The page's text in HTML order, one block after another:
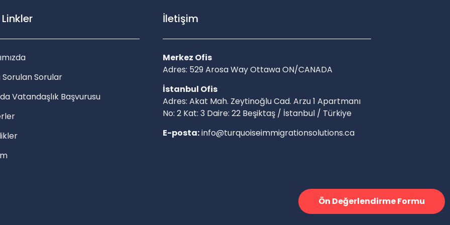
Linkler
Sorulan Sorular
Vatandaşlık Başvurusu
İletişim
Merkez Ofis
Adres: 529 Arosa Way Ottawa ON/CANADA
İstanbul Ofis
Adres: Akat Mah. Zeytinoğlu Cad. Arzu 1 Apartmanı
No: 2 Kat: 3 Daire: 22 Beşiktaş / İstanbul / Türkiye
E-posta:info@turquoiseimmigrationsolutions.ca